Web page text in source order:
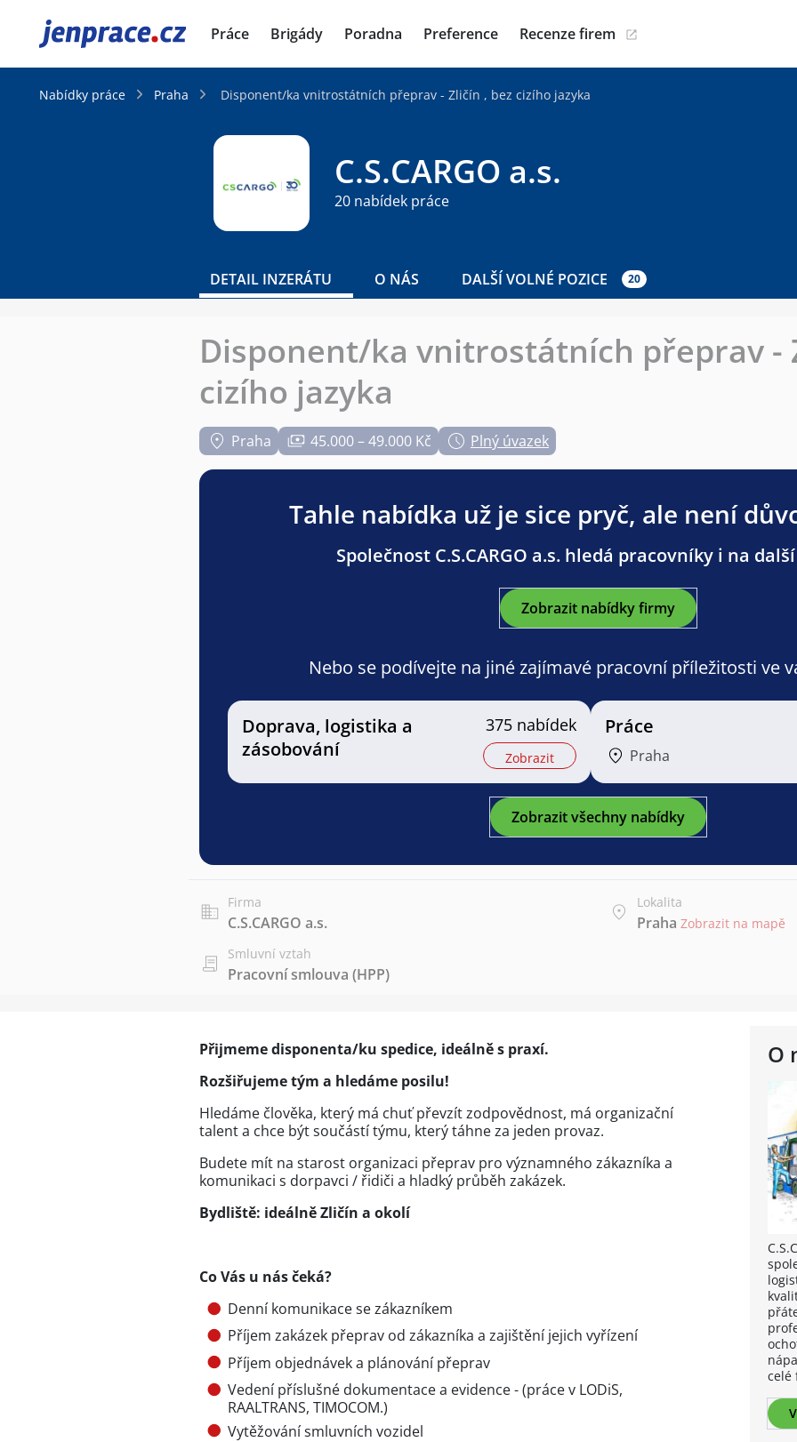
JenPráce.cz Práce Brigády Poradna Preference Recenze firem
Nabídky práce Praha Disponent/ka vnitrostátních přeprav - Zličín , bez cizího jazyka
C.S.CARGO a.s.
20 nabídek práce
DETAIL INZERÁTU O NÁS DALŠÍ VOLNÉ POZICE 20
Disponent/ka vnitrostátních přeprav -
cizího jazyka
Praha 45.000 – 49.000 Kč Plný úvazek
Tahle nabídka už je sice pryč, ale není
Společnost C.S.CARGO a.s. hledá pracovníky i na
Zobrazit nabídky firmy
Nebo se podívejte na jiné zajímavé pracovní příležitosti ve
Doprava, logistika a
zásobování
375 nabídek
Zobrazit
Práce
Praha
Zobrazit všechny nabídky
Firma
C.S.CARGO a.s.
Lokalita
Praha Zobrazit na mapě
Smluvní vztah
Pracovní smlouva (HPP)
O
celé
Přijmeme disponenta/ku spedice, ideálně s praxí.
Rozšiřujeme tým a hledáme posilu!
Hledáme člověka, který má chuť převzít zodpovědnost, má organizační
talent a chce být součástí týmu, který táhne za jeden provaz.
Budete mít na starost organizaci přeprav pro významného zákazníka a
komunikaci s dorpavci / řidiči a hladký průběh zakázek.
Bydliště: ideálně Zličín a okolí
Co Vás u nás čeká?
Denní komunikace se zákazníkem
Příjem zakázek přeprav od zákazníka a zajištění jejich vyřízení
Příjem objednávek a plánování přeprav
Vedení příslušné dokumentace a evidence - (práce v LODiS,
RAALTRANS, TIMOCOM.)
Vytěžování smluvních vozidel